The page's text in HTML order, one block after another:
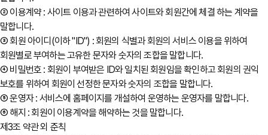
② 이용계약 : 사이트 이용과 관련하여 사이트와 회원간에 체결 하는 계약을
말합니다.
③ 회원 아이디(이하 "ID") : 회원의 식별과 회원의 서비스 이용을 위하여
회원별로 부여하는 고유한 문자와 숫자의 조합을 말합니다.
④ 비밀번호 : 회원이 부여받은 ID와 일치된 회원임을 확인하고 회원의 권익
보호를 위하여 회원이 선정한 문자와 숫자의 조합을 말합니다.
⑤ 운영자 : 서비스에 홈페이지를 개설하여 운영하는 운영자를 말합니다.
⑥ 해지 : 회원이 이용계약을 해약하는 것을 말합니다.
제3조 약관 외 준칙